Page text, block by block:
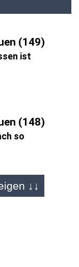
(149)
ist
(148)
so
↓↓